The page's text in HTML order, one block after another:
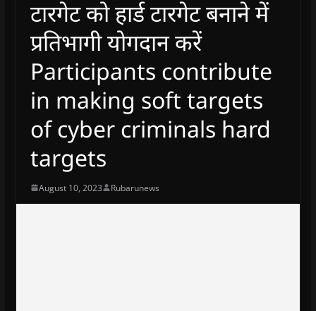
टारगेट को हार्ड टारगेट बनाने में
प्रतिभागी योगदान करें
Participants contribute
in making soft targets
of cyber criminals hard
targets
August 10, 2023 Rubarunews